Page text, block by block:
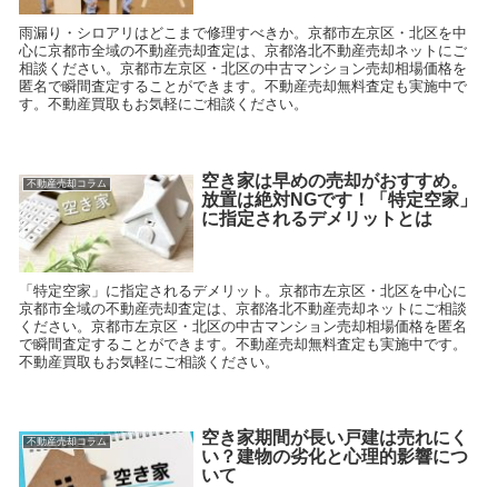
雨漏り・シロアリはどこまで修理すべきか。京都市左京区・北区を中
心に京都市全域の不動産売却査定は、京都洛北不動産売却ネットにご
相談ください。京都市左京区・北区の中古マンション売却相場価格を
匿名で瞬間査定することができます。不動産売却無料査定も実施中で
す。不動産買取もお気軽にご相談ください。
不動産売却コラム
空き家は早めの売却がおすすめ。
放置は絶対NGです！「特定空家」
に指定されるデメリットとは
「特定空家」に指定されるデメリット。京都市左京区・北区を中心に
京都市全域の不動産売却査定は、京都洛北不動産売却ネットにご相談
ください。京都市左京区・北区の中古マンション売却相場価格を匿名
で瞬間査定することができます。不動産売却無料査定も実施中です。
不動産買取もお気軽にご相談ください。
不動産売却コラム
空き家期間が長い戸建は売れにく
い？建物の劣化と心理的影響につ
いて